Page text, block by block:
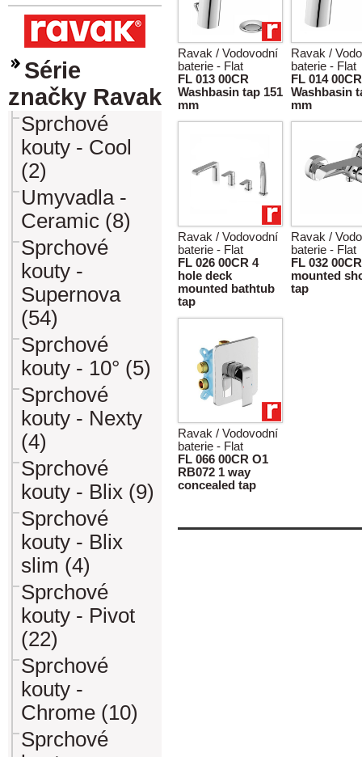
Série
značky Ravak
Sprchové
kouty - Cool
(2)
Umyvadla -
Ceramic (8)
Sprchové
kouty -
Supernova
(54)
Sprchové
kouty - 10° (5)
Sprchové
kouty - Nexty
(4)
Sprchové
kouty - Blix (9)
Sprchové
kouty - Blix
slim (4)
Sprchové
kouty - Pivot
(22)
Sprchové
kouty -
Chrome (10)
Sprchové
Ravak / Vodovodní
baterie - Flat
FL 013 00CR
Washbasin tap 151
mm
Ravak /
baterie - Flat
FL 014 00CR
Washbasin
mm
Ravak / Vodovodní
baterie - Flat
FL 026 00CR 4
hole deck
mounted bathtub
tap
Ravak /
baterie - Flat
FL 032
mounted
tap
Ravak / Vodovodní
baterie - Flat
FL 066 00CR O1
RB072 1 way
concealed tap